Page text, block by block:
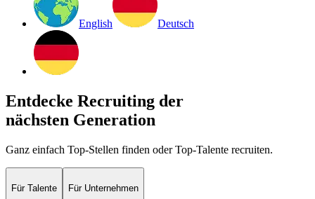
English Deutsch
Entdecke Recruiting der
nächsten Generation
Ganz einfach Top-Stellen finden oder Top-Talente recruiten.